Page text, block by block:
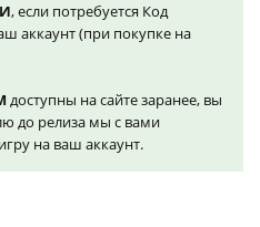
, если потребуется Код
аккаунт (при покупке на
доступны на сайте заранее, вы
до релиза мы с вами
на ваш аккаунт.